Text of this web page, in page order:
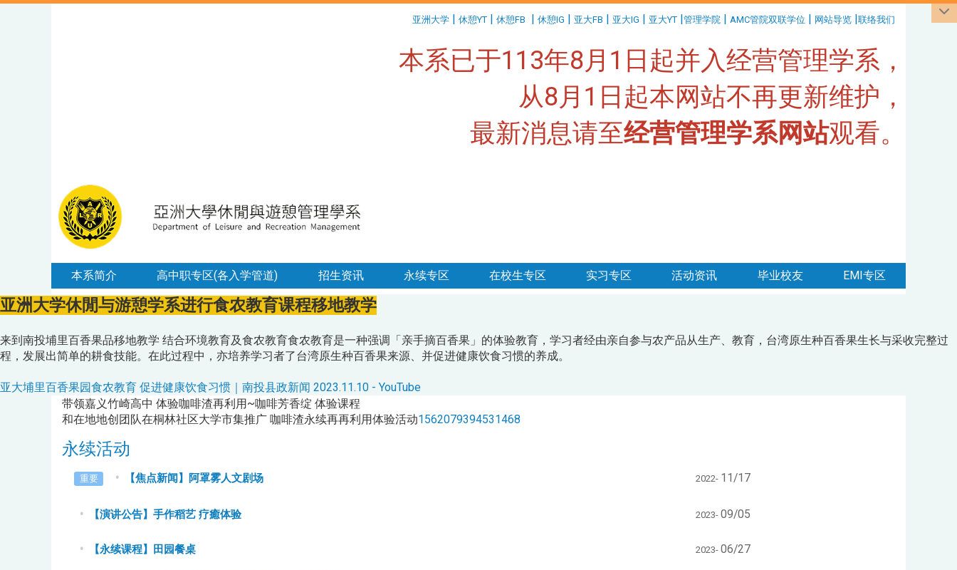
亚洲大学 | 休憩YT | 休憩FB | 休憩IG | 亚大FB | 亚大IG | 亚大YT |管理学院 | AMC管院双联学位 | 网站导览 |联络我们
本系已于113年8月1日起并入经营管理学系，
从8月1日起本网站不再更新维护，
最新消息请至经营管理学系网站观看。
本系简介 高中职专区(各入学管道) 招生资讯 永续专区 在校生专区 实习专区 活动资讯 毕业校友 EMI专区
亚洲大学休閒与游憩学系进行食农教育课程移地教学
来到南投埔里百香果品移地教学 结合环境教育及食农教育食农教育是一种强调「亲手摘百香果」的体验教育，学习者经由亲自参与农产品从生产、教育，台湾原生种百香果生长与采收完整过
程，发展出简单的耕食技能。在此过程中，亦培养学习者了台湾原生种百香果来源、并促进健康饮食习惯的养成。
亚大埔里百香果园食农教育 促进健康饮食习惯｜南投县政新闻 2023.11.10 - YouTube
带领嘉义竹崎高中 体验咖啡渣再利用~咖啡芳香绽 体验课程
和在地地创团队在桐林社区大学市集推广 咖啡渣永续再再利用体验活动1562079394531468
永续活动
重要 【焦点新闻】阿罩雾人文剧场 2022- 11/17
【演讲公告】 手作稻艺 疗癒体验 2023- 09/05
【永续课程】田园餐桌 2023- 06/27